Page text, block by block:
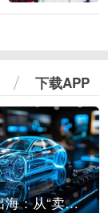
下载APP
中国汽车出海：从“卖出去”到“走进去”